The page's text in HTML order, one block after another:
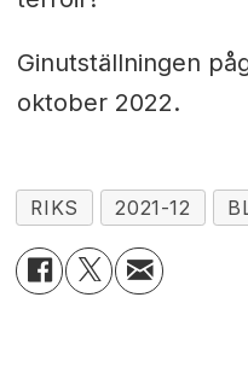
Ginutställningen
oktober 2022.
RIKS 2021-12